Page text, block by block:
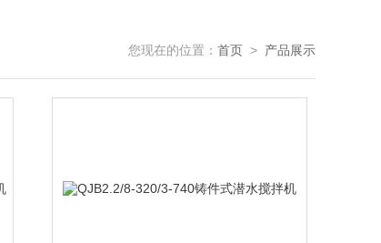
您现在的位置： 首页 > 产品展示